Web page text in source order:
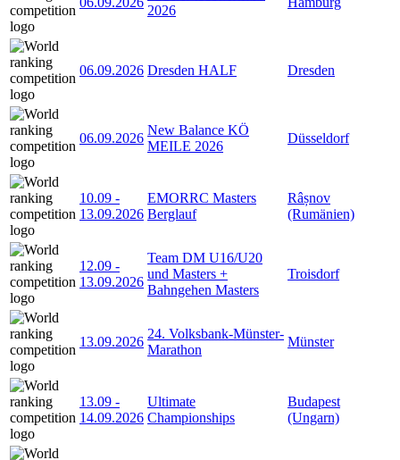
2026
06.09.2026 Dresden HALF Dresden
06.09.2026
New Balance KÖ
MEILE 2026
Düsseldorf
10.09 -
13.09.2026
EMORRC Masters
Berglauf
Râșnov
(Rumänien)
12.09 -
13.09.2026
Team DM U16/U20
und Masters +
Bahngehen Masters
Troisdorf
13.09.2026
24. Volksbank-Münster-
Marathon
Münster
13.09 -
14.09.2026
Ultimate
Championships
Budapest
(Ungarn)